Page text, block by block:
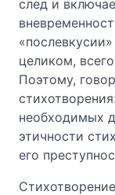
след и
целиком,
Поэтому,
необходимых
этичности
его